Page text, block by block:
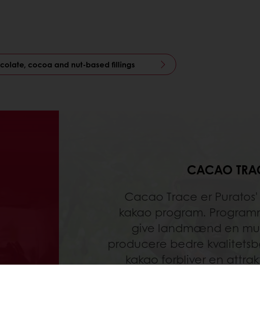
cocoa and nut-based fillings
CACAO
Cacao Trace er
kakao program.
give landmænd en
producere bedre
kakao forbliver en